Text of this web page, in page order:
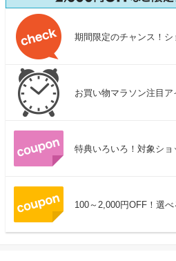
期間限定のチャンス！
お買い物マラソン注目
特典いろいろ！対象シ
100～2,000円OFF！選